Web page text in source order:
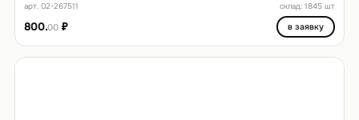
арт. 02-267511 склад: 1845 шт
800.00₽ в заявку